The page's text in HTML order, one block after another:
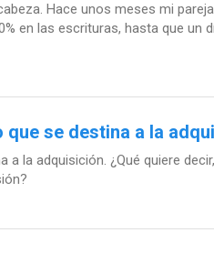
Hace unos meses mi
en las escrituras, hasta que un
se destina a la
la adquisición. ¿Qué quiere